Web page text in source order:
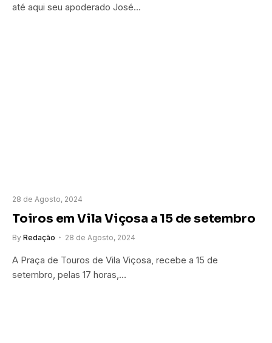
até aqui seu apoderado José…
28 de Agosto, 2024
Toiros em Vila Viçosa a 15 de setembro
By Redação 28 de Agosto, 2024
A Praça de Touros de Vila Viçosa, recebe a 15 de
setembro, pelas 17 horas,…